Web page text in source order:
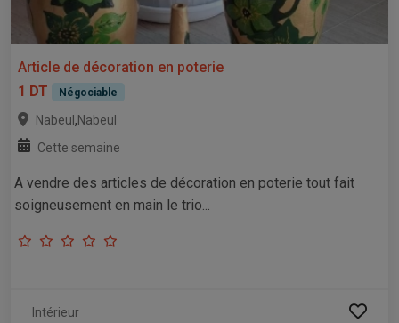
Article de décoration en poterie
1 DT
Négociable
Nabeul ,Nabeul
Cette semaine
A vendre des articles de décoration en poterie tout fait
soigneusement en main le trio...
Intérieur